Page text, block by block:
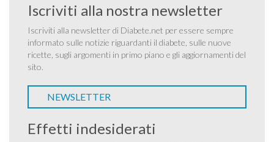
Iscriviti alla nostra newsletter
Iscriviti alla newsletter di Diabete.net per essere sempre
informato sulle notizie riguardanti il diabete, sulle nuove
ricette, sugli argomenti in primo piano e gli aggiornamenti del
sito.
NEWSLETTER
Effetti indesiderati